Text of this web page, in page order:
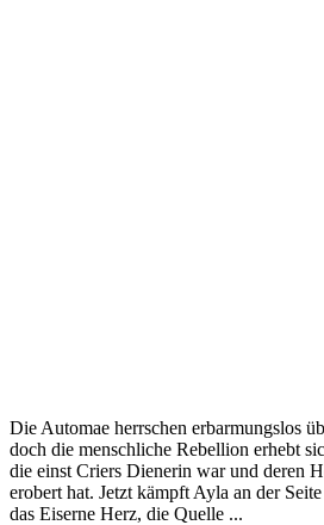
Die Automae herrschen erbarmungslos
doch die menschliche Rebellion erhebt
die einst Criers Dienerin war und deren
erobert hat. Jetzt kämpft Ayla an der
das Eiserne Herz, die Quelle ...